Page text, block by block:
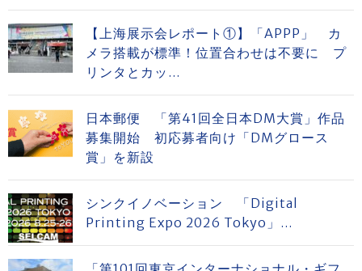
【上海展示会レポート①】「APPP」 カ
メラ搭載が標準！位置合わせは不要に プ
リンタとカッ...
日本郵便 「第41回全日本DM大賞」作品
募集開始 初応募者向け「DMグロース
賞」を新設
シンクイノベーション 「Digital
Printing Expo 2026 Tokyo」...